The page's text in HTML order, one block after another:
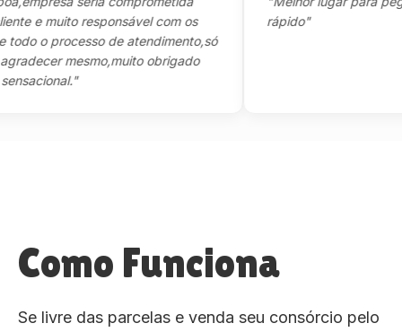
muito responsável com os
o processo de atendimento,só
mesmo,muito obrigado
rápido"
Como Funciona
Se livre das parcelas e venda seu consórcio pelo